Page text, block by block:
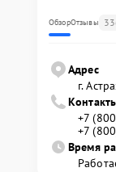
ОбзорОтзывы
Адрес
г.
+7
+7
Время